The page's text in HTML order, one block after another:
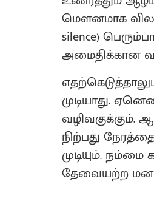
மௌனமாக
silence)
அமைதிக்கான
முடியாது.
நிற்பது
முடியும்.
தேவையற்ற மன